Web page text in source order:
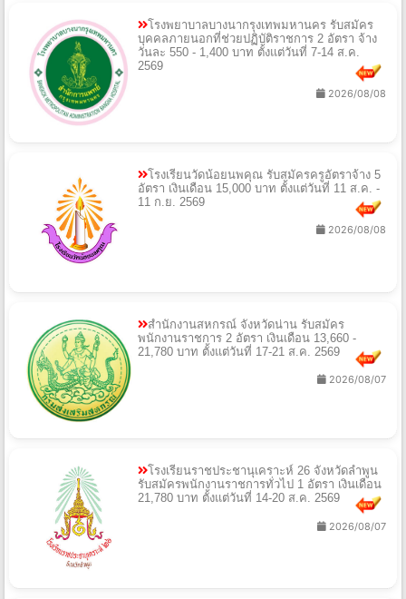
โรงพยาบาลบางนากรุงเทพมหานคร รับสมัคร
บุคคลภายนอกที่ช่วยปฏิบัติราชการ 2 อัตรา จ้าง
วันละ 550 - 1,400 บาท ตั้งแต่วันที่ 7-14 ส.ค.
2569
2026/08/08
โรงเรียนวัดน้อยนพคุณ รับสมัครครูอัตราจ้าง 5
อัตรา เงินเดือน 15,000 บาท ตั้งแต่วันที่ 11 ส.ค. -
11 ก.ย. 2569
2026/08/08
สำนักงานสหกรณ์ จังหวัดน่าน รับสมัคร
พนักงานราชการ 2 อัตรา เงินเดือน 13,660 -
21,780 บาท ตั้งแต่วันที่ 17-21 ส.ค. 2569
2026/08/07
โรงเรียนราชประชานุเคราะห์ 26 จังหวัดลำพูน
รับสมัครพนักงานราชการทั่วไป 1 อัตรา เงินเดือน
21,780 บาท ตั้งแต่วันที่ 14-20 ส.ค. 2569
2026/08/07